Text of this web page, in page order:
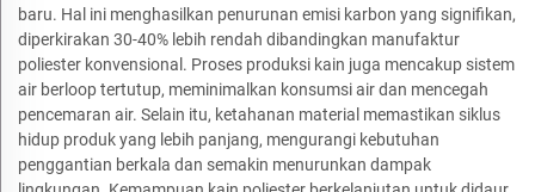
baru. Hal ini menghasilkan penurunan emisi karbon yang signifikan,
diperkirakan 30-40% lebih rendah dibandingkan manufaktur
poliester konvensional. Proses produksi kain juga mencakup sistem
air berloop tertutup, meminimalkan konsumsi air dan mencegah
pencemaran air. Selain itu, ketahanan material memastikan siklus
hidup produk yang lebih panjang, mengurangi kebutuhan
penggantian berkala dan semakin menurunkan dampak